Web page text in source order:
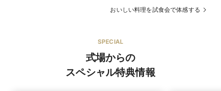
おいしい料理を試食会で体感する
SPECIAL
式場からの
スペシャル特典情報